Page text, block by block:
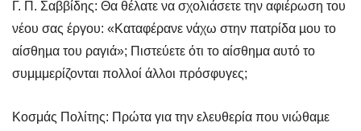
Γ. Π. Σαββίδης: Θα θέλατε να σχολιάσετε την αφιέρωση του
νέου σας έργου: «Καταφέρανε νάχω στην πατρίδα µου το
αίσθηµα του ραγιά»; Πιστεύετε ότι το αίσθημα αυτό το
συμµμερίζονται πολλοί άλλοι πρόσφυγες;
Κοσμάς Πολίτης: Πρώτα για την ελευθερία που νιώθαµε